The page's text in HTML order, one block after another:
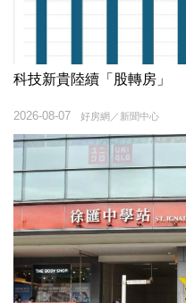
科技新貴陸續「股轉房」
好房網／新聞中心
2026-08-07